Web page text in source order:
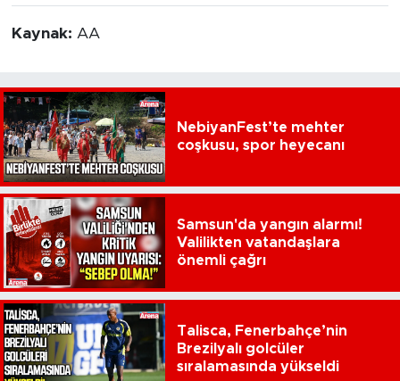
Kaynak: AA
NebiyanFest’te mehter
coşkusu, spor heyecanı
Samsun'da yangın alarmı!
Valilikten vatandaşlara
önemli çağrı
Talisca, Fenerbahçe’nin
Brezilyalı golcüler
sıralamasında yükseldi